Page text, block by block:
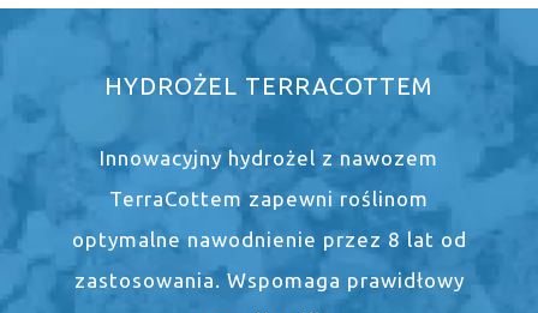
HYDROŻEL TERRACOTTEM
Innowacyjny hydrożel z nawozem
TerraCottem zapewni roślinom
optymalne nawodnienie przez 8 lat od
zastosowania. Wspomaga prawidłowy